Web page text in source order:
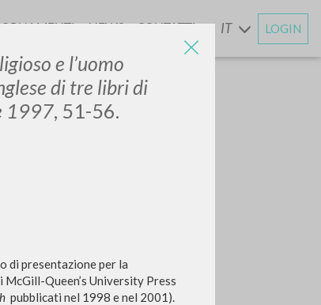
e l’uomo
di tre libri di
1997, 51-56.
di presentazione per la
Queen’s University Press
pubblicati nel 1998 e nel 2001).
ENEWS CONTATTI IT LOGIN